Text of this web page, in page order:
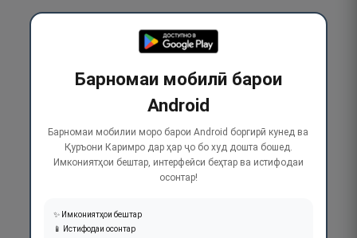
Барномаи мобилӣ барои
Android
Барномаи мобилии моро барои Android боргирӣ кунед ва
Қуръони Каримро дар ҳар ҷо бо худ дошта бошед.
Имкониятҳои бештар, интерфейси беҳтар ва истифодаи
осонтар!
✨ Имкониятҳои бештар
📱 Истифодаи осонтар